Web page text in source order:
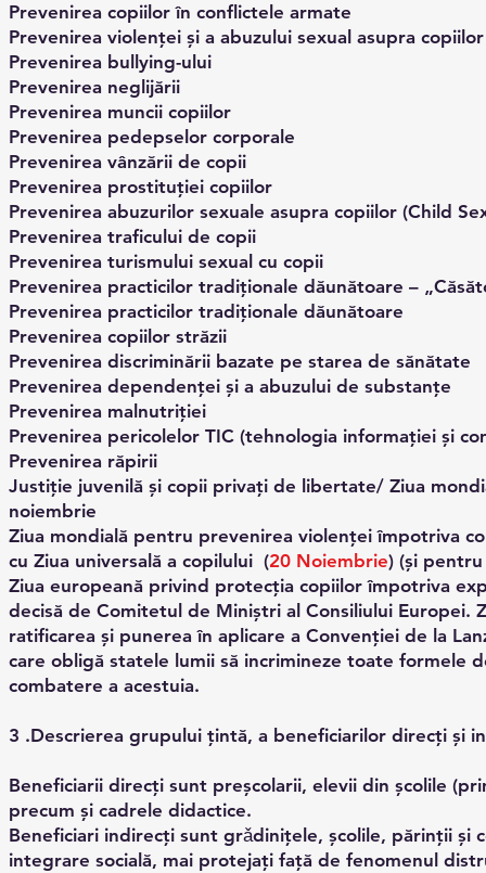
Prevenirea copiilor în conflictele armate
Prevenirea violenței și a abuzului sexual asupra copiilor
Prevenirea bullying-ului
Prevenirea neglijării
Prevenirea muncii copiilor
Prevenirea pedepselor corporale
Prevenirea vânzării de copii
Prevenirea prostituției copiilor
Prevenirea abuzurilor sexuale asupra copiilor (Child
Prevenirea traficului de copii
Prevenirea turismului sexual cu copii
Prevenirea practicilor tradiționale dăunătoare –
Prevenirea practicilor tradiționale dăunătoare
Prevenirea copiilor străzii
Prevenirea discriminării bazate pe starea de sănătate
Prevenirea dependenței și a abuzului de substanțe
Prevenirea malnutriției
Prevenirea pericolelor TIC (tehnologia informației și
Prevenirea răpirii
Justiție juvenilă și copii privați de libertate/ Ziua
noiembrie
Ziua mondială pentru prevenirea violenței împotriva
cu Ziua universală a copilului (20 Noiembrie) (și
Ziua europeană privind protecția copiilor împotriva
decisă de Comitetul de Miniștri al Consiliului Europei.
ratificarea și punerea în aplicare a Convenției de la
care obligă statele lumii să incrimineze toate formele
combatere a acestuia.
3 .Descrierea grupului ţintă, a beneficiarilor direcți și
Beneficiarii direcți sunt preșcolarii, elevii din școlile
precum și cadrele didactice.
Beneficiari indirecți sunt grǎdiniţele, școlile, părinții și
integrare socială, mai protejați față de fenomenul